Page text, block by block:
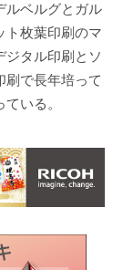
ルベルグとガル
ト枚葉印刷のマ
ジタル印刷とソ
刷で長年培って
いる。